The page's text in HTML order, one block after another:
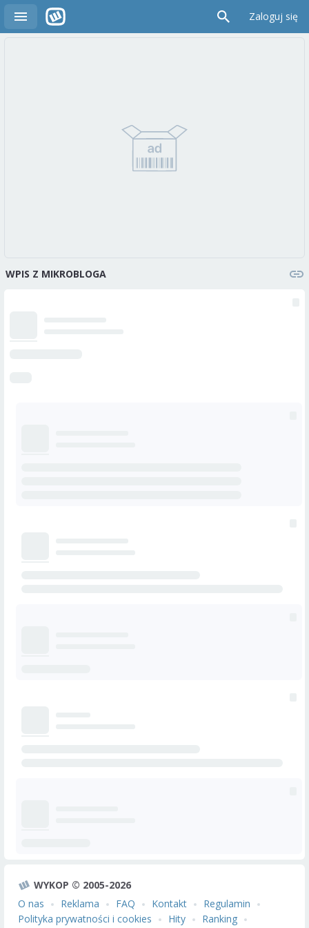
Zaloguj się
WPIS Z MIKROBLOGA
WYKOP © 2005-2026
O nas
Reklama FAQ Kontakt
Regulamin
Polityka prywatności i cookies
Hity
Ranking